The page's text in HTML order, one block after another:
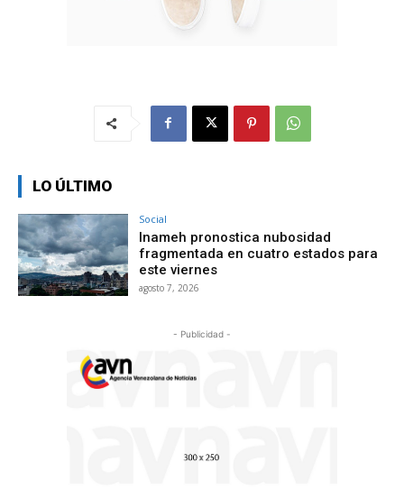
LO ÚLTIMO
Social
Inameh pronostica nubosidad
fragmentada en cuatro estados para
este viernes
agosto 7, 2026
- Publicidad -